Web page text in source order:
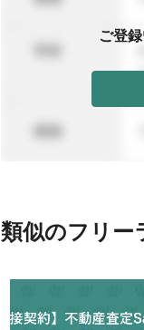
ご登
類似のフリー